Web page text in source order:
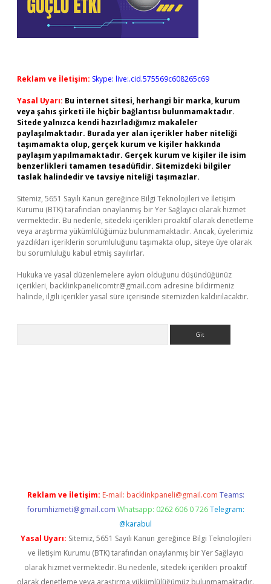
Reklam ve İletişim: Skype: live:.cid.575569c608265c69
Yasal Uyarı: Bu internet sitesi, herhangi bir marka, kurum
veya şahıs şirketi ile hiçbir bağlantısı bulunmamaktadır.
Sitede yalnızca kendi hazırladığımız makaleler
paylaşılmaktadır. Burada yer alan içerikler haber niteliği
taşımamakta olup, gerçek kurum ve kişiler hakkında
paylaşım yapılmamaktadır. Gerçek kurum ve kişiler ile isim
benzerlikleri tamamen tesadüfidir. Sitemizdeki bilgiler
taslak halindedir ve tavsiye niteliği taşımazlar.
Sitemiz, 5651 Sayılı Kanun gereğince Bilgi Teknolojileri ve İletişim
Kurumu (BTK) tarafından onaylanmış bir Yer Sağlayıcı olarak hizmet
vermektedir. Bu nedenle, sitedeki içerikleri proaktif olarak denetleme
veya araştırma yükümlülüğümüz bulunmamaktadır. Ancak, üyelerimiz
yazdıkları içeriklerin sorumluluğunu taşımakta olup, siteye üye olarak
bu sorumluluğu kabul etmiş sayılırlar.
Hukuka ve yasal düzenlemelere aykırı olduğunu düşündüğünüz
içerikleri, backlinkpanelicomtr@gmail.com adresine bildirmeniz
halinde, ilgili içerikler yasal süre içerisinde sitemizden kaldırılacaktır.
Reklam ve İletişim: E-mail: backlinkpaneli@gmail.com Teams:
forumhizmeti@gmail.com Whatsapp: 0262 606 0 726 Telegram:
@karabul
Yasal Uyarı: Sitemiz, 5651 Sayılı Kanun gereğince Bilgi Teknolojileri
ve İletişim Kurumu (BTK) tarafından onaylanmış bir Yer Sağlayıcı
olarak hizmet vermektedir. Bu nedenle, sitedeki içerikleri proaktif
olarak denetleme veya araştırma yükümlülüğümüz bulunmamaktadır.